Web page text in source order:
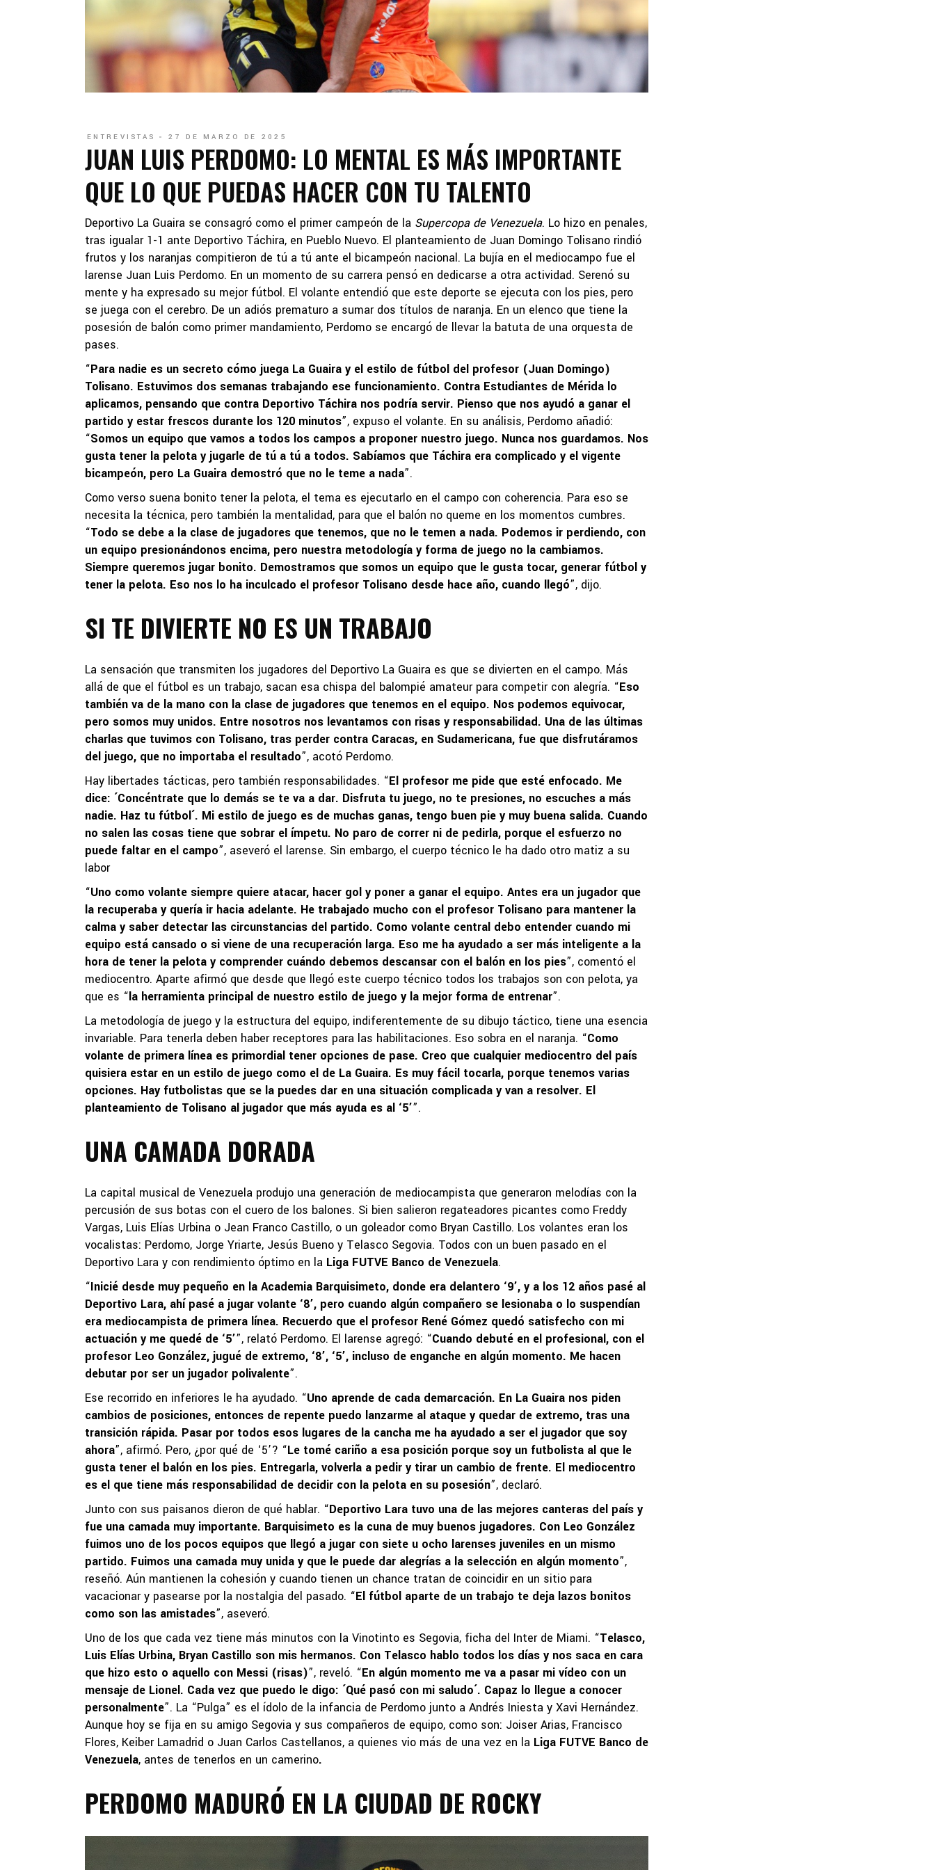
ENTREVISTAS 27 DE MARZO DE 2025
JUAN LUIS PERDOMO: LO MENTAL ES MÁS IMPORTANTE
QUE LO QUE PUEDAS HACER CON TU TALENTO
Deportivo La Guaira se consagró como el primer campeón de la Supercopa de Venezuela. Lo hizo en penales,
tras igualar 1-1 ante Deportivo Táchira, en Pueblo Nuevo. El planteamiento de Juan Domingo Tolisano rindió
frutos y los naranjas compitieron de tú a tú ante el bicampeón nacional. La bujía en el mediocampo fue el
larense Juan Luis Perdomo. En un momento de su carrera pensó en dedicarse a otra actividad. Serenó su
mente y ha expresado su mejor fútbol. El volante entendió que este deporte se ejecuta con los pies, pero
se juega con el cerebro. De un adiós prematuro a sumar dos títulos de naranja. En un elenco que tiene la
posesión de balón como primer mandamiento, Perdomo se encargó de llevar la batuta de una orquesta de
pases.
“Para nadie es un secreto cómo juega La Guaira y el estilo de fútbol del profesor (Juan Domingo)
Tolisano. Estuvimos dos semanas trabajando ese funcionamiento. Contra Estudiantes de Mérida lo
aplicamos, pensando que contra Deportivo Táchira nos podría servir. Pienso que nos ayudó a ganar el
partido y estar frescos durante los 120 minutos”, expuso el volante. En su análisis, Perdomo añadió:
“Somos un equipo que vamos a todos los campos a proponer nuestro juego. Nunca nos guardamos. Nos
gusta tener la pelota y jugarle de tú a tú a todos. Sabíamos que Táchira era complicado y el vigente
bicampeón, pero La Guaira demostró que no le teme a nada”.
Como verso suena bonito tener la pelota, el tema es ejecutarlo en el campo con coherencia. Para eso se
necesita la técnica, pero también la mentalidad, para que el balón no queme en los momentos cumbres.
“Todo se debe a la clase de jugadores que tenemos, que no le temen a nada. Podemos ir perdiendo, con
un equipo presionándonos encima, pero nuestra metodología y forma de juego no la cambiamos.
Siempre queremos jugar bonito. Demostramos que somos un equipo que le gusta tocar, generar fútbol y
tener la pelota. Eso nos lo ha inculcado el profesor Tolisano desde hace año, cuando llegó”, dijo.
SI TE DIVIERTE NO ES UN TRABAJO
La sensación que transmiten los jugadores del Deportivo La Guaira es que se divierten en el campo. Más
allá de que el fútbol es un trabajo, sacan esa chispa del balompié amateur para competir con alegría. “Eso
también va de la mano con la clase de jugadores que tenemos en el equipo. Nos podemos equivocar,
pero somos muy unidos. Entre nosotros nos levantamos con risas y responsabilidad. Una de las últimas
charlas que tuvimos con Tolisano, tras perder contra Caracas, en Sudamericana, fue que disfrutáramos
del juego, que no importaba el resultado”, acotó Perdomo.
Hay libertades tácticas, pero también responsabilidades. “El profesor me pide que esté enfocado. Me
dice: ´Concéntrate que lo demás se te va a dar. Disfruta tu juego, no te presiones, no escuches a más
nadie. Haz tu fútbol´. Mi estilo de juego es de muchas ganas, tengo buen pie y muy buena salida. Cuando
no salen las cosas tiene que sobrar el ímpetu. No paro de correr ni de pedirla, porque el esfuerzo no
puede faltar en el campo”, aseveró el larense. Sin embargo, el cuerpo técnico le ha dado otro matiz a su
labor
“Uno como volante siempre quiere atacar, hacer gol y poner a ganar el equipo. Antes era un jugador que
la recuperaba y quería ir hacia adelante. He trabajado mucho con el profesor Tolisano para mantener la
calma y saber detectar las circunstancias del partido. Como volante central debo entender cuando mi
equipo está cansado o si viene de una recuperación larga. Eso me ha ayudado a ser más inteligente a la
hora de tener la pelota y comprender cuándo debemos descansar con el balón en los pies”, comentó el
mediocentro. Aparte afirmó que desde que llegó este cuerpo técnico todos los trabajos son con pelota, ya
que es “la herramienta principal de nuestro estilo de juego y la mejor forma de entrenar”.
La metodología de juego y la estructura del equipo, indiferentemente de su dibujo táctico, tiene una esencia
invariable. Para tenerla deben haber receptores para las habilitaciones. Eso sobra en el naranja. “Como
volante de primera línea es primordial tener opciones de pase. Creo que cualquier mediocentro del país
quisiera estar en un estilo de juego como el de La Guaira. Es muy fácil tocarla, porque tenemos varias
opciones. Hay futbolistas que se la puedes dar en una situación complicada y van a resolver. El
planteamiento de Tolisano al jugador que más ayuda es al ‘5’”.
UNA CAMADA DORADA
La capital musical de Venezuela produjo una generación de mediocampista que generaron melodías con la
percusión de sus botas con el cuero de los balones. Si bien salieron regateadores picantes como Freddy
Vargas, Luis Elías Urbina o Jean Franco Castillo, o un goleador como Bryan Castillo. Los volantes eran los
vocalistas: Perdomo, Jorge Yriarte, Jesús Bueno y Telasco Segovia. Todos con un buen pasado en el
Deportivo Lara y con rendimiento óptimo en la Liga FUTVE Banco de Venezuela.
“Inicié desde muy pequeño en la Academia Barquisimeto, donde era delantero ‘9’, y a los 12 años pasé al
Deportivo Lara, ahí pasé a jugar volante ‘8’, pero cuando algún compañero se lesionaba o lo suspendían
era mediocampista de primera línea. Recuerdo que el profesor René Gómez quedó satisfecho con mi
actuación y me quedé de ‘5’”, relató Perdomo. El larense agregó: “Cuando debuté en el profesional, con el
profesor Leo González, jugué de extremo, ‘8’, ‘5’, incluso de enganche en algún momento. Me hacen
debutar por ser un jugador polivalente”.
Ese recorrido en inferiores le ha ayudado. “Uno aprende de cada demarcación. En La Guaira nos piden
cambios de posiciones, entonces de repente puedo lanzarme al ataque y quedar de extremo, tras una
transición rápida. Pasar por todos esos lugares de la cancha me ha ayudado a ser el jugador que soy
ahora”, afirmó. Pero, ¿por qué de ‘5’? “Le tomé cariño a esa posición porque soy un futbolista al que le
gusta tener el balón en los pies. Entregarla, volverla a pedir y tirar un cambio de frente. El mediocentro
es el que tiene más responsabilidad de decidir con la pelota en su posesión”, declaró.
Junto con sus paisanos dieron de qué hablar. “Deportivo Lara tuvo una de las mejores canteras del país y
fue una camada muy importante. Barquisimeto es la cuna de muy buenos jugadores. Con Leo González
fuimos uno de los pocos equipos que llegó a jugar con siete u ocho larenses juveniles en un mismo
partido. Fuimos una camada muy unida y que le puede dar alegrías a la selección en algún momento”,
reseñó. Aún mantienen la cohesión y cuando tienen un chance tratan de coincidir en un sitio para
vacacionar y pasearse por la nostalgia del pasado. “El fútbol aparte de un trabajo te deja lazos bonitos
como son las amistades”, aseveró.
Uno de los que cada vez tiene más minutos con la Vinotinto es Segovia, ficha del Inter de Miami. “Telasco,
Luis Elías Urbina, Bryan Castillo son mis hermanos. Con Telasco hablo todos los días y nos saca en cara
que hizo esto o aquello con Messi (risas)”, reveló. “En algún momento me va a pasar mi vídeo con un
mensaje de Lionel. Cada vez que puedo le digo: ´Qué pasó con mi saludo´. Capaz lo llegue a conocer
personalmente”. La “Pulga” es el ídolo de la infancia de Perdomo junto a Andrés Iniesta y Xavi Hernández.
Aunque hoy se fija en su amigo Segovia y sus compañeros de equipo, como son: Joiser Arias, Francisco
Flores, Keiber Lamadrid o Juan Carlos Castellanos, a quienes vio más de una vez en la Liga FUTVE Banco de
Venezuela, antes de tenerlos en un camerino.
PERDOMO MADURÓ EN LA CIUDAD DE ROCKY